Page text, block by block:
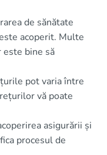
de sănătate
acoperit. Multe
bine să
pot varia între
vă poate
asigurării și
procesul de